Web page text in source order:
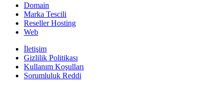
Domain
Marka Tescili
Reseller Hosting
Web
İletişim
Gizlilik Politikası
Kullanım Koşulları
Sorumluluk Reddi